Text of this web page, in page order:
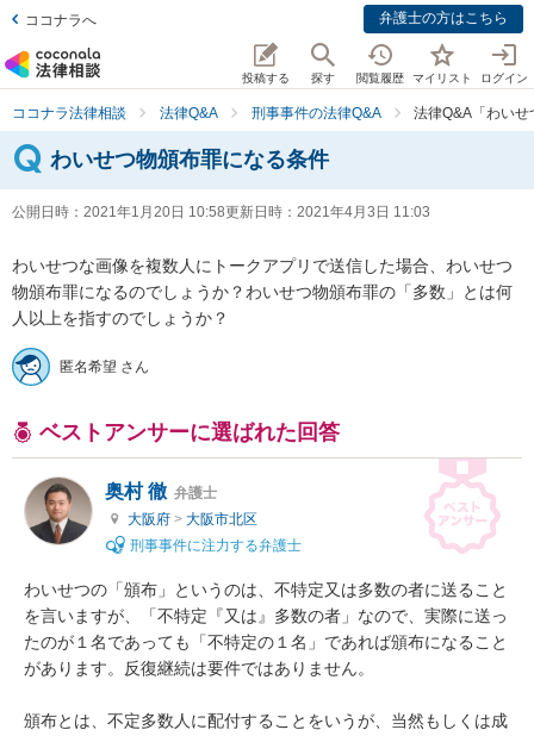
ココナラへ 弁護士の方はこちら
投稿する 探す 閲覧履歴 マイリスト ログイン
ココナラ法律相談 法律Q&A 刑事事件の法律Q&A 法律Q&A「わい
わいせつ物頒布罪になる条件
公開日時： 2021年1月20日 10:58更新日時： 2021年4月3日 11:03
わいせつな画像を複数人にトークアプリで送信した場合、わいせつ
物頒布罪になるのでしょうか？わいせつ物頒布罪の「多数」とは何
人以上を指すのでしょうか？
匿名希望 さん
ベストアンサーに選ばれた回答
奥村 徹 弁護士
大阪府 > 大阪市北区
刑事事件に注力する弁護士
わいせつの「頒布」というのは、不特定又は多数の者に送ること
を言いますが、「不特定『又は』多数の者」なので、実際に送っ
たのが１名であっても「不特定の１名」であれば頒布になること
があります。反復継続は要件ではありません。
頒布とは、不定多数人に配付することをいうが、当然もしくは成